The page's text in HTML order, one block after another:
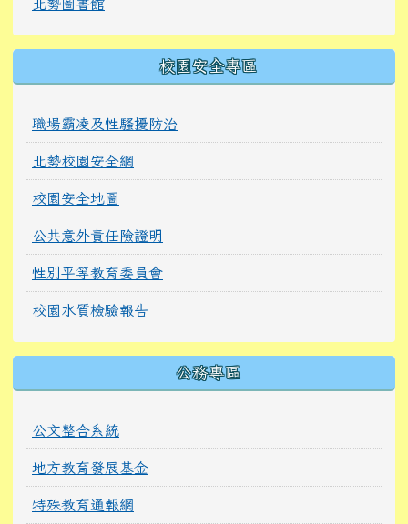
北勢圖書館
校園安全專區
職場霸凌及性騷擾防治
北勢校園安全網
校園安全地圖
公共意外責任險證明
性別平等教育委員會
校園水質檢驗報告
公務專區
公文整合系統
地方教育發展基金
特殊教育通報網